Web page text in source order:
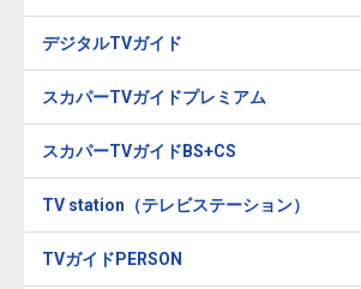
デジタルTVガイド
スカパーTVガイドプレミアム
スカパーTVガイドBS+CS
TV station（テレビステーション）
TVガイドPERSON